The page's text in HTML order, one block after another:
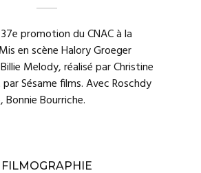
promotion du CNAC à la
en scène Halory Groeger
Melody, réalisé par Christine
Sésame films. Avec Roschdy
Bonnie Bourriche.
FILMOGRAPHIE